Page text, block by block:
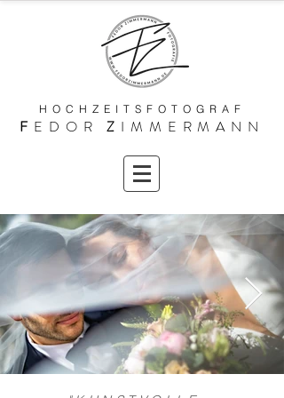
HOCHZEITSFOTOGRAF
F EDORZ IMMERMANN